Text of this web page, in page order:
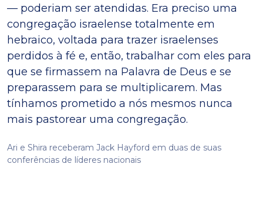
— poderiam ser atendidas. Era preciso uma
congregação israelense totalmente em
hebraico, voltada para trazer israelenses
perdidos à fé e, então, trabalhar com eles para
que se firmassem na Palavra de Deus e se
preparassem para se multiplicarem. Mas
tínhamos prometido a nós mesmos nunca
mais pastorear uma congregação.
Ari e Shira receberam Jack Hayford em duas de suas
conferências de líderes nacionais